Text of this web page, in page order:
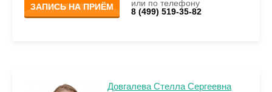
ЗАПИСЬ НА ПРИЁМ
или по телефону
8 (499) 519-35-82
Довгалева Стелла Сергеевна